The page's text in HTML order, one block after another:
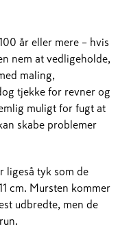
år eller mere – hvis
nem at vedligeholde,
maling,
tjekke for revner og
muligt for fugt at
skabe problemer
ligeså tyk som de
cm. Mursten kommer
udbredte, men de